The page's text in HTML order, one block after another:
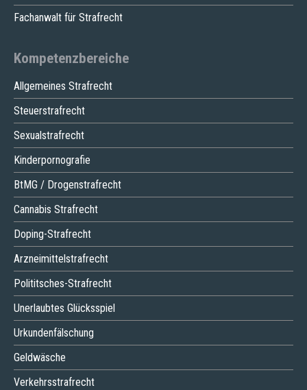
Fachanwalt für Strafrecht
Kompetenzbereiche
Allgemeines Strafrecht
Steuerstrafrecht
Sexualstrafrecht
Kinderpornografie
BtMG / Drogenstrafrecht
Cannabis Strafrecht
Doping-Strafrecht
Arzneimittelstrafrecht
Polititsches-Strafrecht
Unerlaubtes Glücksspiel
Urkundenfälschung
Geldwäsche
Verkehrsstrafrecht